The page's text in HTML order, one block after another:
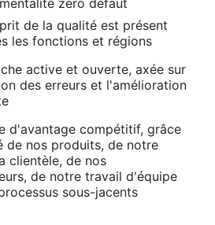
zéro défaut
de la qualité est présent
les fonctions et régions
active et ouverte, axée sur
des erreurs et l'amélioration
d'avantage compétitif, grâce
de nos produits, de notre
clientèle, de nos
de notre travail d'équipe
sous-jacents